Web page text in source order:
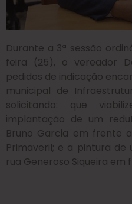
Durante a 3ª sessão
feira (25), o vereador
pedidos de indicação
municipal de
solicitando: que
implantação de um
Bruno Garcia em frente
Primaveril; e a pintura
rua Generoso Siqueira em